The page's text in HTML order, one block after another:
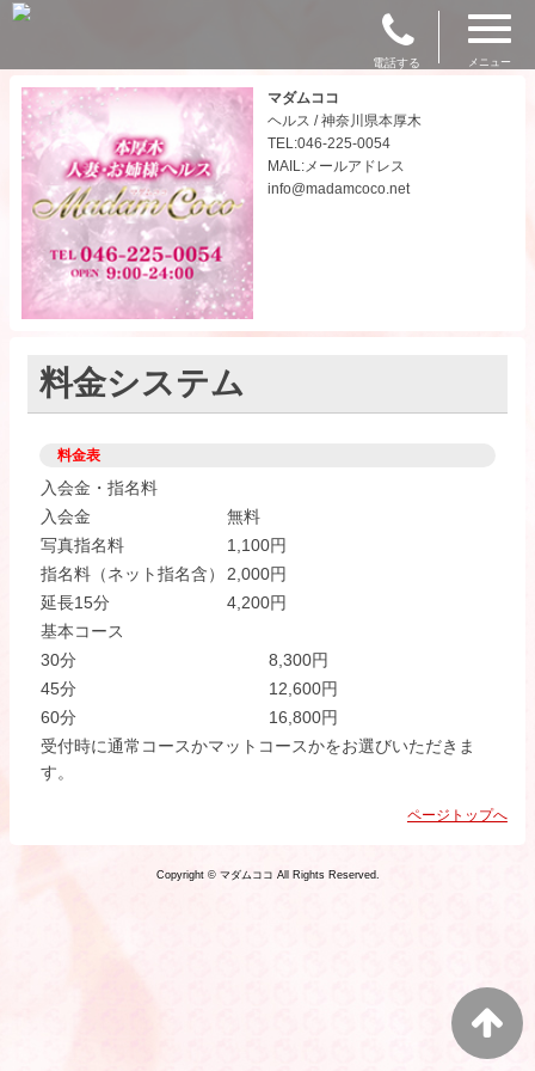
電話する メニュー
マダムココ
ヘルス / 神奈川県本厚木
TEL:046-225-0054
MAIL:メールアドレス
info@madamcoco.net
料金システム
料金表
入会金・指名料
入会金
無料
写真指名料
1,100円
指名料（ネット指名含）
2,000円
延長15分
4,200円
基本コース
30分
8,300円
45分
12,600円
60分
16,800円
受付時に通常コースかマットコースかをお選びいただきま
す。
ページトップへ
Copyright © マダムココ All Rights Reserved.